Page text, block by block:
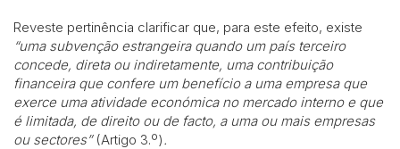
Reveste pertinência clarificar que, para este efeito, existe
“uma subvenção estrangeira quando um país terceiro
concede, direta ou indiretamente, uma contribuição
financeira que confere um benefício a uma empresa que
exerce uma atividade económica no mercado interno e que
é limitada, de direito ou de facto, a uma ou mais empresas
ou sectores” (Artigo 3.º).